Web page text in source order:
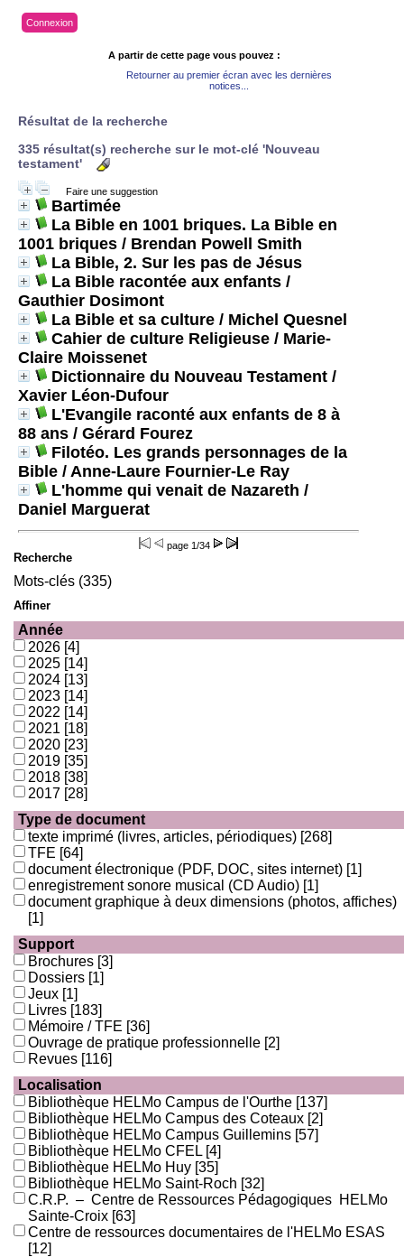
Connexion
A partir de cette page vous pouvez :
Retourner au premier écran avec les dernières
notices...
Résultat de la recherche
335 résultat(s) recherche sur le mot-clé 'Nouveau
testament'
Faire une suggestion
Bartimée
La Bible en 1001 briques. La Bible en
1001 briques / Brendan Powell Smith
La Bible, 2. Sur les pas de Jésus
La Bible racontée aux enfants /
Gauthier Dosimont
La Bible et sa culture / Michel Quesnel
Cahier de culture Religieuse / Marie-
Claire Moissenet
Dictionnaire du Nouveau Testament /
Xavier Léon-Dufour
L'Evangile raconté aux enfants de 8 à
88 ans / Gérard Fourez
Filotéo. Les grands personnages de la
Bible / Anne-Laure Fournier-Le Ray
L'homme qui venait de Nazareth /
Daniel Marguerat
page 1/34
Recherche
Mots-clés (335)
Affiner
Année
2026 [4]
2025 [14]
2024 [13]
2023 [14]
2022 [14]
2021 [18]
2020 [23]
2019 [35]
2018 [38]
2017 [28]
Type de document
texte imprimé (livres, articles, périodiques) [268]
TFE [64]
document électronique (PDF, DOC, sites internet) [1]
enregistrement sonore musical (CD Audio) [1]
document graphique à deux dimensions (photos, affiches)
[1]
Support
Brochures [3]
Dossiers [1]
Jeux [1]
Livres [183]
Mémoire / TFE [36]
Ouvrage de pratique professionnelle [2]
Revues [116]
Localisation
Bibliothèque HELMo Campus de l'Ourthe [137]
Bibliothèque HELMo Campus des Coteaux [2]
Bibliothèque HELMo Campus Guillemins [57]
Bibliothèque HELMo CFEL [4]
Bibliothèque HELMo Huy [35]
Bibliothèque HELMo Saint-Roch [32]
C.R.P. – Centre de Ressources Pédagogiques HELMo
Sainte-Croix [63]
Centre de ressources documentaires de l'HELMo ESAS
[12]